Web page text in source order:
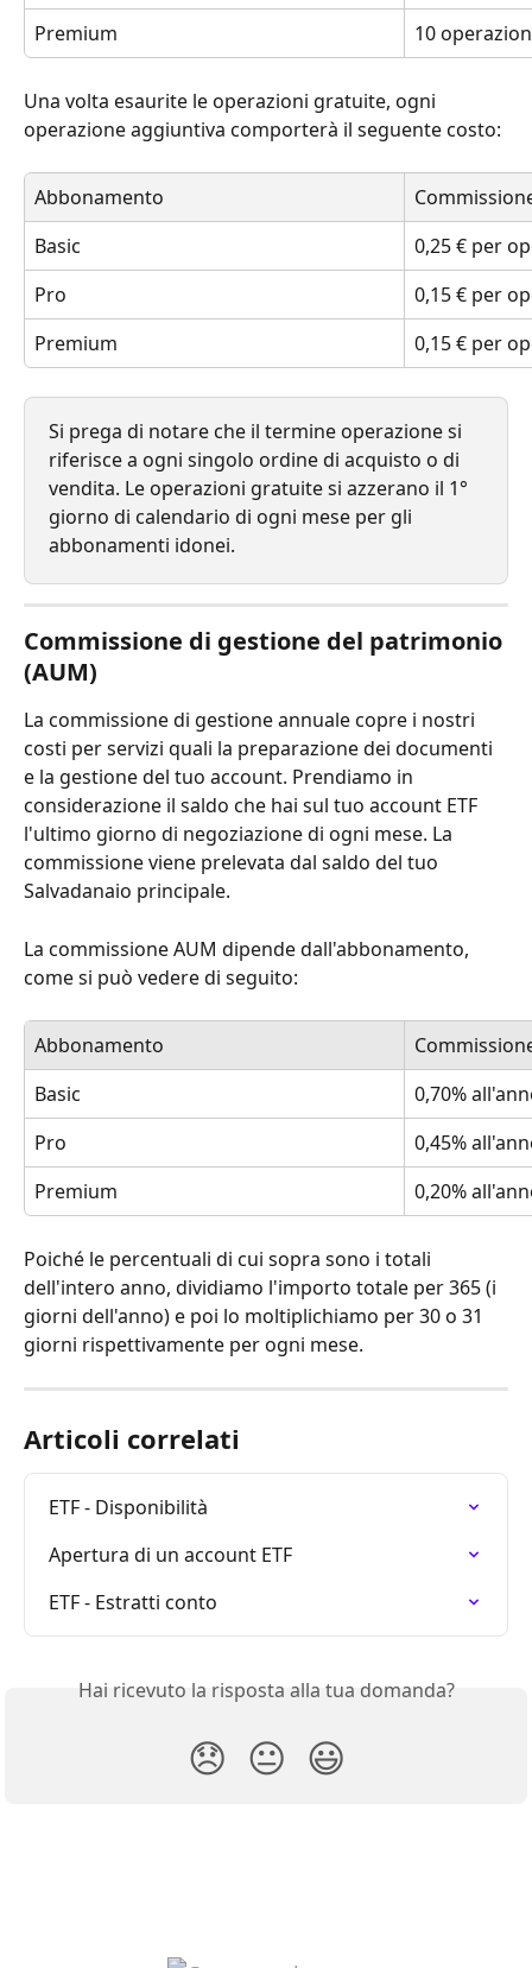
Premium
10
Una volta esaurite le operazioni gratuite, ogni
operazione aggiuntiva comporterà il seguente costo:
Abbonamento
Basic
0,25 € per
Pro
0,15 € per
Premium
0,15 € per
Si prega di notare che il termine operazione si
riferisce a ogni singolo ordine di acquisto o di
vendita. Le operazioni gratuite si azzerano il 1°
giorno di calendario di ogni mese per gli
abbonamenti idonei.
Commissione di gestione del patrimonio
(AUM)
La commissione di gestione annuale copre i nostri
costi per servizi quali la preparazione dei documenti
e la gestione del tuo account. Prendiamo in
considerazione il saldo che hai sul tuo account ETF
l'ultimo giorno di negoziazione di ogni mese. La
commissione viene prelevata dal saldo del tuo
Salvadanaio principale.
La commissione AUM dipende dall'abbonamento,
come si può vedere di seguito:
Abbonamento
Basic
0,70%
Pro
0,45%
Premium
0,20%
Poiché le percentuali di cui sopra sono i totali
dell'intero anno, dividiamo l'importo totale per 365 (i
giorni dell'anno) e poi lo moltiplichiamo per 30 o 31
giorni rispettivamente per ogni mese.
Articoli correlati
ETF - Disponibilità
Apertura di un account ETF
ETF - Estratti conto
Hai ricevuto la risposta alla tua domanda?
😞 😐 😃